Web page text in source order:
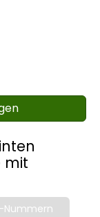
mit
Nummern